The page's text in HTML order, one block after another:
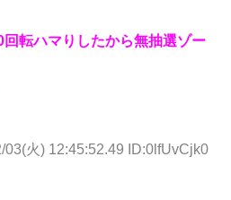
転ハマりしたから無抽選ゾー
03(火) 12:45:52.49 ID:0lfUvCjk0